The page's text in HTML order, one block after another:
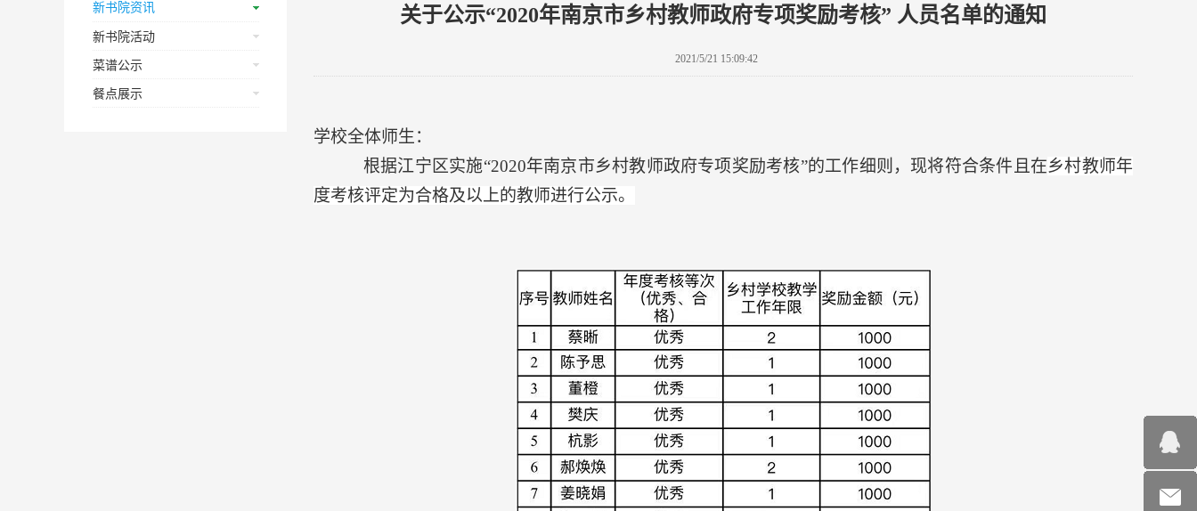
新书院资讯
新书院活动
菜谱公示
餐点展示
关于公示“2020年南京市乡村教师政府专项奖励考核” 人员名单的通知
2021/5/21 15:09:42
学校全体师生：
根据江宁区实施“2020年南京市乡村教师政府专项奖励考核”的工作细则 ， 现将符合条件且在乡村教师年
度考核评定为合格及以上的教师进行公示。